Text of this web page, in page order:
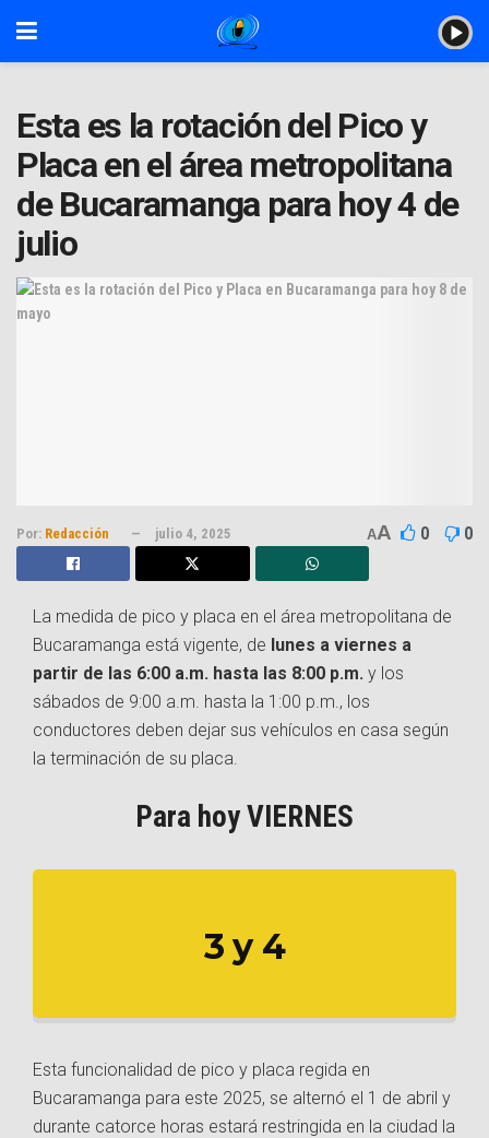
Esta es la rotación del Pico y
Placa en el área metropolitana
de Bucaramanga para hoy 4 de
julio
Por: Redacción julio 4, 2025 AA 0 0
La medida de pico y placa en el área metropolitana de
Bucaramanga está vigente, de lunes a viernes a
partir de las 6:00 a.m. hasta las 8:00 p.m. y los
sábados de 9:00 a.m. hasta la 1:00 p.m., los
conductores deben dejar sus vehículos en casa según
la terminación de su placa.
Para hoy VIERNES
3 y 4
Esta funcionalidad de pico y placa regida en
Bucaramanga para este 2025, se alternó el 1 de abril y
durante catorce horas estará restringida en la ciudad la